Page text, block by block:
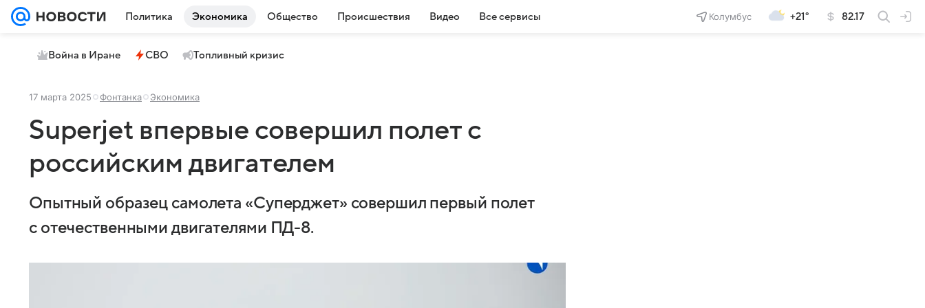
Политика Экономика Общество Происшествия Видео Все сервисы Колумбус +21° 82.17
Война в Иране СВО Топливный кризис
17 марта 2025 Фонтанка Экономика
Superjet впервые совершил полет с
российским двигателем
Опытный образец самолета «Суперджет» совершил первый полет
с отечественными двигателями ПД-8.